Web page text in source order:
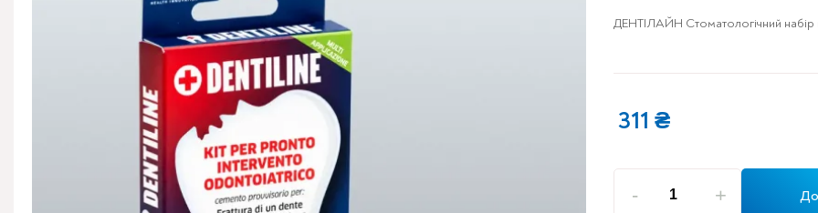
ДЕНТІЛАЙН Стоматологічний набір
311 ₴
-
ДЕНТІЛАЙН
+